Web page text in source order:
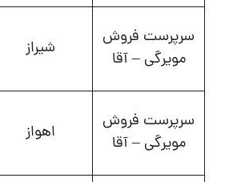
سرپرست فروش
مویرگی – آقا
شیراز
سرپرست فروش
مویرگی – آقا
اهواز